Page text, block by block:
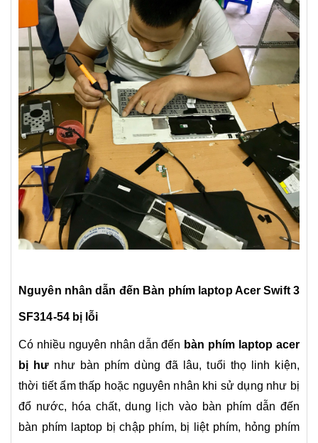
Nguyên nhân dẫn đến Bàn phím laptop Acer Swift 3
SF314-54bị lỗi
Có nhiều nguyên nhân dẫn đến bàn phím laptop acer
bị hư như bàn phím dùng đã lâu, tuổi thọ linh kiện,
thời tiết ẩm thấp hoặc nguyên nhân khi sử dụng như bị
đổ nước, hóa chất, dung lịch vào bàn phím dẫn đến
bàn phím laptop bị chập phím, bị liệt phím, hỏng phím